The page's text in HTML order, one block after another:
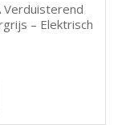
Verduisterend
– Elektrisch